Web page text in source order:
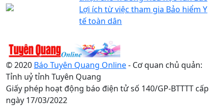
Lợi ích từ việc tham gia Bảo hiểm Y
tế toàn dân
© 2020 Báo Tuyên Quang Online- Cơ quan chủ quản:
Tỉnh uỷ tỉnh Tuyên Quang
Giấy phép hoạt động báo điện tử số 140/GP-BTTTT cấp
ngày 17/03/2022